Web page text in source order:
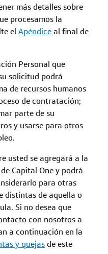
más detalles sobre
procesamos la
el Apéndiceal final de
Personal que
solicitud podrá
de recursos humanos
de contratación;
parte de su
y usarse para otros
usted se agregará a la
Capital One y podrá
para otras
distintas de aquella o
Si no desea que
con nosotros a
a continuación en la
y quejasde este